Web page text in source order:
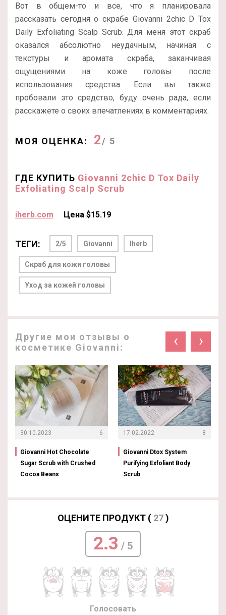
Вот в общем-то и все, что я планировала
рассказать сегодня о скрабе Giovanni 2chic D Tox
Daily Exfoliating Scalp Scrub. Для меня этот скраб
оказался абсолютно неудачным, начиная с
текстуры и аромата скраба, заканчивая
ощущениями на коже головы после
использования средства. Если вы также
пробовали это средство, буду очень рада, если
расскажете о своих впечатлениях в комментариях.
МОЯ ОЦЕНКА: 2/ 5
ГДЕ КУПИТЬ Giovanni 2chic D Tox Daily
Exfoliating Scalp Scrub
iherb.com Цена $15.19
ТЕГИ: 2/5 Giovanni Iherb
Скраб для кожи головы
Уход за кожей головы
Другие мои отзывы о
косметике Giovanni:
‹ ›
30.10.2023 6
Giovanni Hot Chocolate
Sugar Scrub with Crushed
Cocoa Beans
17.02.2022 8
Giovanni Dtox System
Purifying Exfoliant Body
Scrub
ОЦЕНИТЕ ПРОДУКТ ( 27)
2.3 / 5
Голосовать